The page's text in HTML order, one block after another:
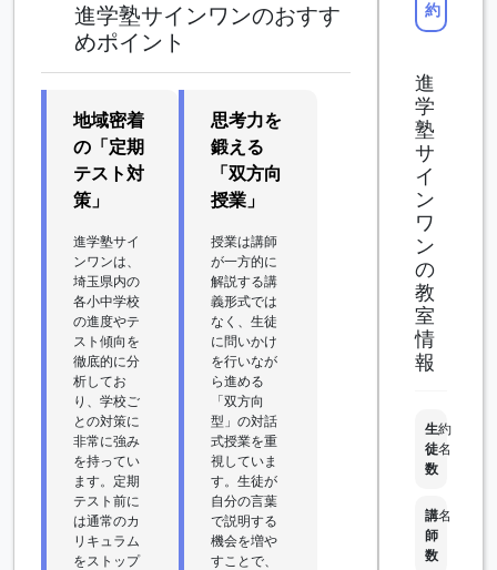
進学塾サインワンのおすす
めポイント
地域密着
の「定期
テスト対
策」
進学塾サイ
ンワンは、
埼玉県内の
各小中学校
の進度やテ
スト傾向を
徹底的に分
析してお
り、学校ご
との対策に
非常に強み
を持ってい
ます。定期
テスト前に
は通常のカ
リキュラム
をストップ
思考力を
鍛える
「双方向
授業」
授業は講師
が一方的に
解説する講
義形式では
なく、生徒
に問いかけ
を行いなが
ら進める
「双方向
型」の対話
式授業を重
視していま
す。生徒が
自分の言葉
で説明する
機会を増や
すことで、
約
進
学
塾
サ
イ
ン
ワ
ン
の
教
室
情
報
生
徒
数
約
名
講
師
数
名